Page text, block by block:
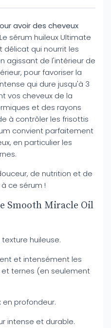
avoir des cheveux
Le sérum huileux Ultimate
qui nourrit les
agissant de l'intérieur de
pour favoriser la
qui dure jusqu'à 3
vos cheveux de la
et des rayons
à contrôler les frisottis
convient parfaitement
en particulier les
de nutrition et de
ce sérum !
Smooth Miracle Oil
huileuse.
et intensément les
et ternes (en seulement
en profondeur.
intense et durable.